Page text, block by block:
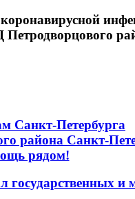
Санкт-Петербурга
района Санкт-
рядом!
государственных